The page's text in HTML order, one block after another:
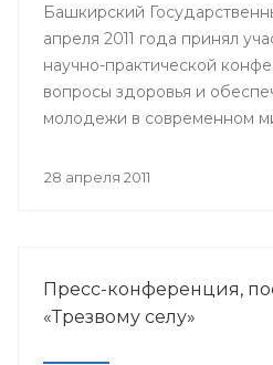
Башкирский
апреля 2011 года принял
научно-практической
вопросы здоровья и
молодежи в современном
28 апреля 2011
Пресс-конференция,
«Трезвому селу»